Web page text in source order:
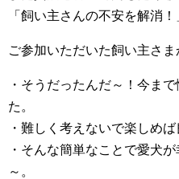
「飼い主さんの不安を解消！
ご参加いただいた飼い主さま
・そうだったんだ～！今ま
た。
・難しく考えないで楽しめば
・そんな簡単なことで愛犬
～。